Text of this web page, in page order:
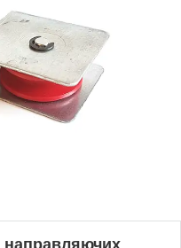
направляючих